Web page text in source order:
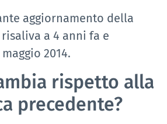
aggiornamento della
a 4 anni fa e
2014.
rispetto alla
precedente?